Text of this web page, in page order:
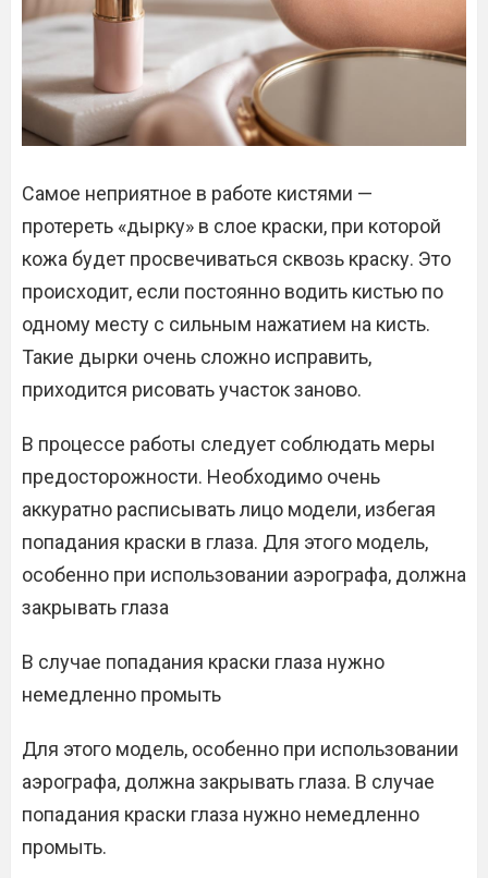
Самое неприятное в работе кистями —
протереть «дырку» в слое краски, при которой
кожа будет просвечиваться сквозь краску. Это
происходит, если постоянно водить кистью по
одному месту с сильным нажатием на кисть.
Такие дырки очень сложно исправить,
приходится рисовать участок заново.
В процессе работы следует соблюдать меры
предосторожности. Необходимо очень
аккуратно расписывать лицо модели, избегая
попадания краски в глаза. Для этого модель,
особенно при использовании аэрографа, должна
закрывать глаза
В случае попадания краски глаза нужно
немедленно промыть
Для этого модель, особенно при использовании
аэрографа, должна закрывать глаза. В случае
попадания краски глаза нужно немедленно
промыть.